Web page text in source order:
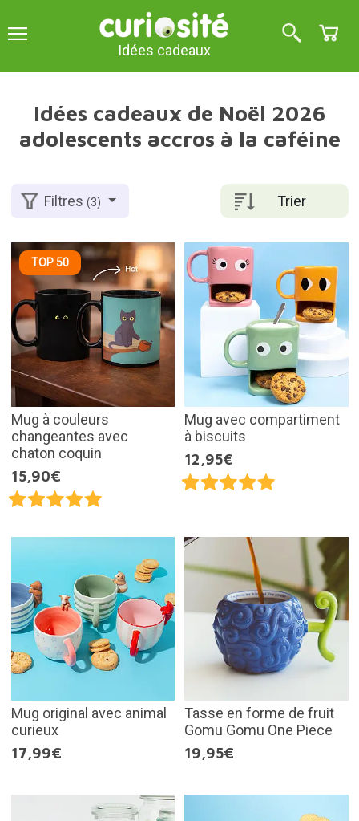
Idées cadeaux
Idées cadeaux de Noël 2026
adolescents accros à la caféine
Trier
Filtres(3)
TOP 50
Mug à couleurs
changeantes avec
chaton coquin
15,90€
Mug avec compartiment
à biscuits
12,95€
Mug original avec animal
curieux
17,99€
Tasse en forme de fruit
Gomu Gomu One Piece
19,95€